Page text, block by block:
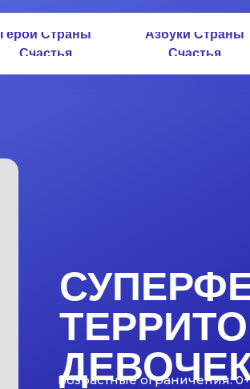
Герои Страны
Счастья
Азбуки Страны
Счастья
Возрастные ограничения: 0+